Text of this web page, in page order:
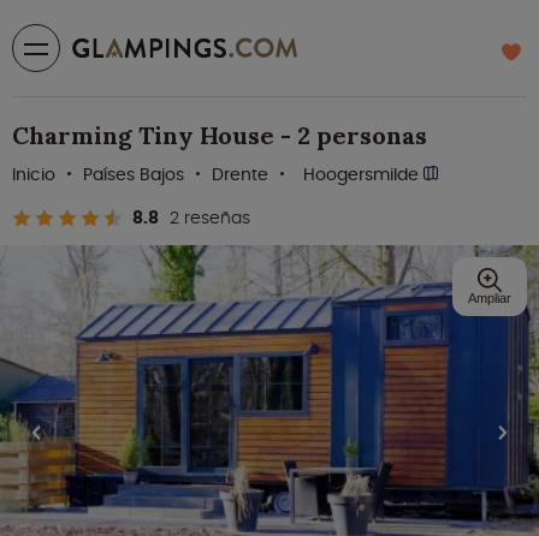
Charming Tiny House - 2 personas
8.8 2 reseñas
Inicio Países Bajos Drente Hoogersmilde
Ampliar